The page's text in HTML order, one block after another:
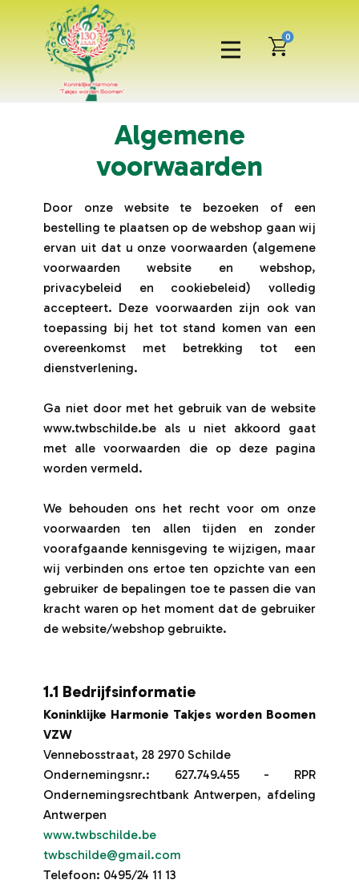
0
Algemene
voorwaarden
Door onze website te bezoeken of een
bestelling te plaatsen op de webshop gaan wij
ervan uit dat u onze voorwaarden (algemene
voorwaarden website en webshop,
privacybeleid en cookiebeleid) volledig
accepteert. Deze voorwaarden zijn ook van
toepassing bij het tot stand komen van een
overeenkomst met betrekking tot een
dienstverlening.
Ga niet door met het gebruik van de website
www.twbschilde.be als u niet akkoord gaat
met alle voorwaarden die op deze pagina
worden vermeld.
We behouden ons het recht voor om onze
voorwaarden ten allen tijden en zonder
voorafgaande kennisgeving te wijzigen, maar
wij verbinden ons ertoe ten opzichte van een
gebruiker de bepalingen toe te passen die van
kracht waren op het moment dat de gebruiker
de website/webshop gebruikte.
1.1 Bedrijfsinformatie
Koninklijke Harmonie Takjes worden Boomen
VZW
Vennebosstraat, 28 2970 Schilde
Ondernemingsnr.: 627.749.455 - RPR
Ondernemingsrechtbank Antwerpen, afdeling
Antwerpen
www.twbschilde.be
twbschilde@gmail.com
Telefoon: 0495/24 11 13